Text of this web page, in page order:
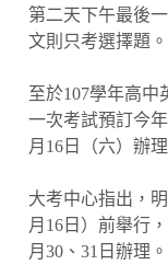
第二天下午最後
文則只考選擇題。
至於107學年高
一次考試預訂今
月16日（六）辦理
大考中心指出，
月16日）前舉行
月30、31日辦理